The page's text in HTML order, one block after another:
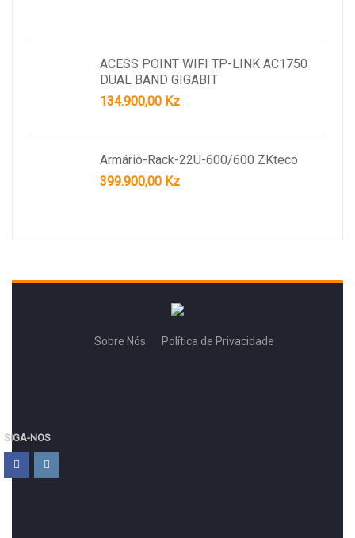
ACESS POINT WIFI TP-LINK AC1750
DUAL BAND GIGABIT
134.900,00 Kz
Armário-Rack-22U-600/600 ZKteco
399.900,00 Kz
Sobre Nós Política de Privacidade
SIGA-NOS